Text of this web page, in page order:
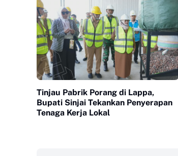
Tinjau Pabrik Porang di Lappa,
Bupati Sinjai Tekankan Penyerapan
Tenaga Kerja Lokal